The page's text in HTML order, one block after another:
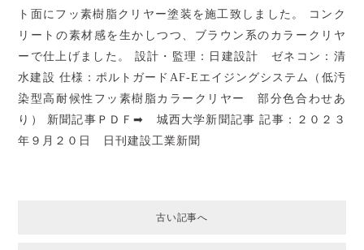
ト面にフッ素樹脂クリヤー塗装を施工致しました。 コンク
リートの素材感を生かしつつ、ブラウン系のカラークリヤ
ーで仕上げました。 設計・監理：日建設計 ゼネコン：清
水建設 仕様：ポルトガードAF-Eエイジングシステム（低汚
染型高耐候性フッ素樹脂カラークリヤー 部分色合わせあ
り） 新聞記事ＰＤＦ➡ 城西大学新聞記事 記事：２０２３
年９月２０日 日刊建設工業新聞
古い記事へ